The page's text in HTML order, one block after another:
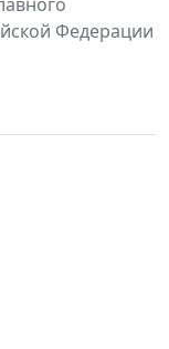
Федерации